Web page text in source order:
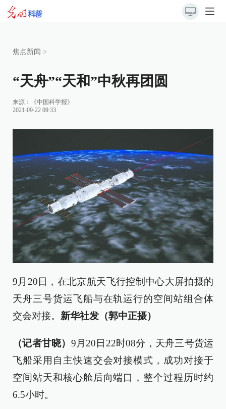
焦点新闻 >
“天舟”“天和”中秋再团圆
来源：
《中国科学报》
2021-09-22 09:33
9月20日，在北京航天飞行控制中心大屏拍摄的
天舟三号货运飞船与在轨运行的空间站组合体
交会对接。 新华社发（郭中正摄）
（记者甘晓） 9月20日22时08分，天舟三号货运
飞船采用自主快速交会对接模式，成功对接于
空间站天和核心舱后向端口，整个过程历时约
6.5小时。